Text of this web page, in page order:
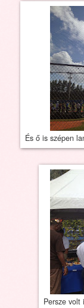
És ő is szépen
Persze